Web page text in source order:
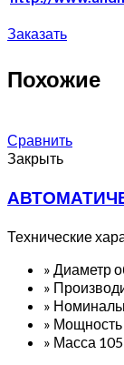
Заказать
Похожие
Сравнить
Закрыть
Технические
» Диаметр
»
»
» Мощность
» Масса 105